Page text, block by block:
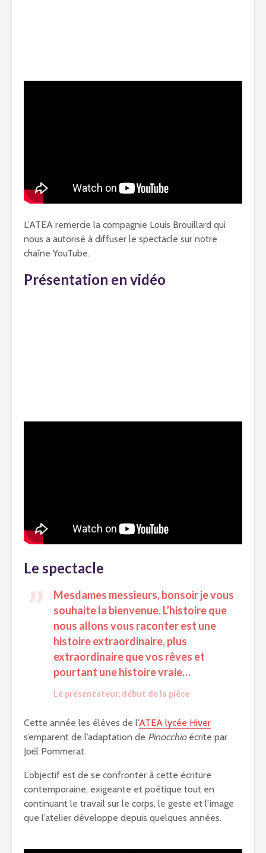
L’ATEA remercie la compagnie Louis Brouillard qui
nous a autorisé à diffuser le spectacle sur notre
chaîne YouTube.
Présentation en vidéo
Le spectacle
Mesdames messieurs, bonsoir je vous
souhaite la bienvenue. L’histoire que
nous allons vous raconter est une
histoire extraordinaire, plus
extraordinaire que vos rêves et
pourtant une histoire vraie…
Le présentateur, début de la pièce
Cette année les élèves de l’ATEA lycée Hiver
s’emparent de l’adaptation de Pinocchioécrite par
Joël Pommerat.
L’objectif est de se confronter à cette écriture
contemporaine, exigeante et poétique tout en
continuant le travail sur le corps, le geste et l’image
que l’atelier développe depuis quelques années.